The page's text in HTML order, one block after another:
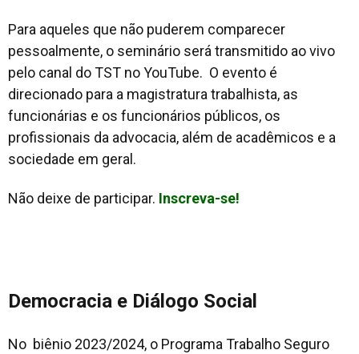
Para aqueles que não puderem comparecer
pessoalmente, o seminário será transmitido ao vivo
pelo canal do TST no YouTube. O evento é
direcionado para a magistratura trabalhista, as
funcionárias e os funcionários públicos, os
profissionais da advocacia, além de acadêmicos e a
sociedade em geral.
Não deixe de participar. Inscreva-se!
Democracia e Diálogo Social
No biênio 2023/2024, o Programa Trabalho Seguro